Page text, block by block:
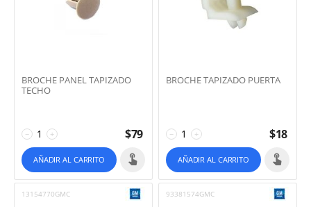
BROCHE PANEL TAPIZADO
TECHO
+
− $79
AÑADIR AL CARRITO
BROCHE TAPIZADO PUERTA
+
− $18
AÑADIR AL CARRITO
13154770GMC 93381574GMC